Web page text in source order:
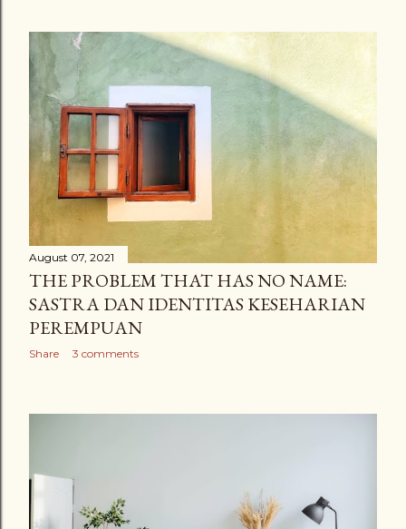
August 07, 2021
THE PROBLEM THAT HAS NO NAME:
SASTRA DAN IDENTITAS KESEHARIAN
PEREMPUAN
Share 3 comments